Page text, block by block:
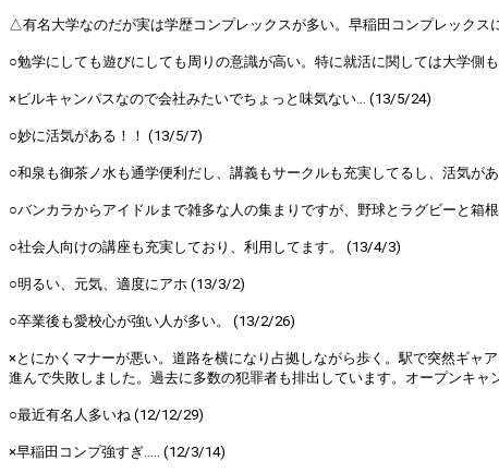
△有名大学なのだが実は学歴コンプレックスが多い。早稲田コンプレック
○勉学にしても遊びにしても周りの意識が高い。特に就活に関しては大学
×ビルキャンパスなので会社みたいでちょっと味気ない... (13/5/24)
○妙に活気がある！！ (13/5/7)
○和泉も御茶ノ水も通学便利だし、講義もサークルも充実してるし、活気が
○バンカラからアイドルまで雑多な人の集まりですが、野球とラグビーと
○社会人向けの講座も充実しており、利用してます。 (13/4/3)
○明るい、元気、適度にアホ (13/3/2)
○卒業後も愛校心が強い人が多い。 (13/2/26)
×とにかくマナーが悪い。道路を横になり占拠しながら歩く。駅で突然ギャ
進んで失敗しました。過去に多数の犯罪者も排出しています。オープンキ
○最近有名人多いね (12/12/29)
×早稲田コンプ強すぎ..... (12/3/14)